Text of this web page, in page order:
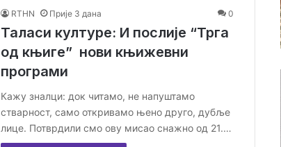
RTHN Прије 3 дана 0
Таласи културе: И послије “Трга
од књиге” нови књижевни
програми
Кажу зналци: док читамо, не напуштамо
стварност, само откривамо њено друго, дубље
лице. Потврдили смо ову мисао снажно од 21.…